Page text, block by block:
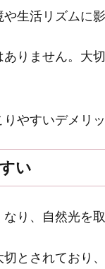
生活リズムに
りません。大
やすいデメリ
い
り、自然光を
とされており